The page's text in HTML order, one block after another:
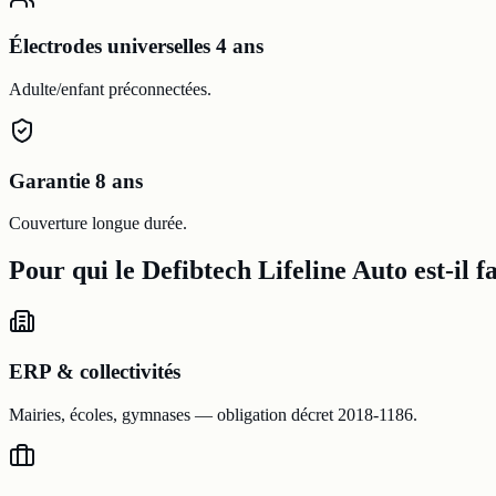
Électrodes universelles 4 ans
Adulte/enfant préconnectées.
Garantie 8 ans
Couverture longue durée.
Pour qui le Defibtech Lifeline Auto est-il
ERP & collectivités
Mairies, écoles, gymnases — obligation décret 2018-1186.